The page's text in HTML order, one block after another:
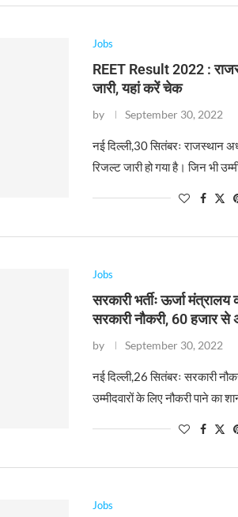
Jobs
REET Result 2022 :
जारी, यहां करें चेक
by September 30, 2022
नई दिल्ली,30 सितंबरः राजस्थान
रिजल्ट जारी हो गया है। जिन भी
Jobs
सरकारी भर्तीः ऊर्जा
सरकारी नौकरी, 60 हजार
by September 30, 2022
नई दिल्ली,26 सितंबरः सरकारी
उम्मीदवारों के लिए नौकरी पाने का
Jobs